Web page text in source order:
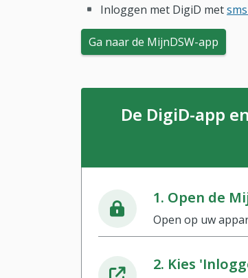
Inloggen met DigiD met
Ga naar de MijnDSW-app
De DigiD-app
1. Open de
Open op uw
2. Kies